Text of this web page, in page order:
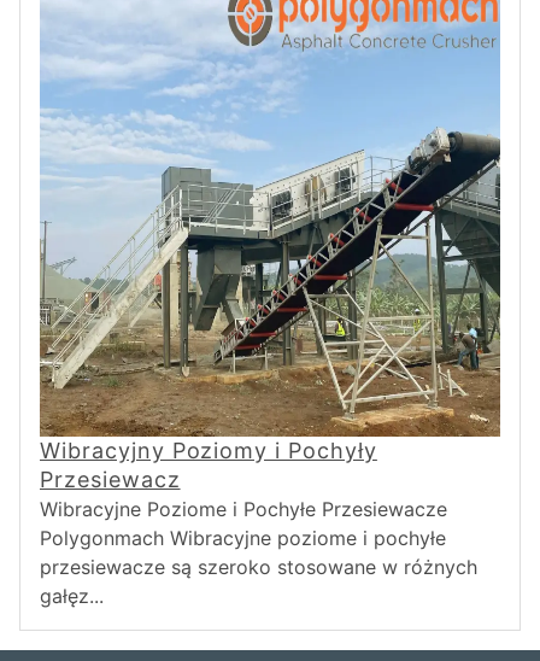
Wibracyjny Poziomy i Pochyły
Przesiewacz
Wibracyjne Poziome i Pochyłe Przesiewacze
Polygonmach Wibracyjne poziome i pochyłe
przesiewacze są szeroko stosowane w różnych
gałęz...